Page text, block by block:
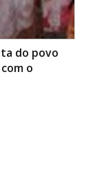
do povo
o